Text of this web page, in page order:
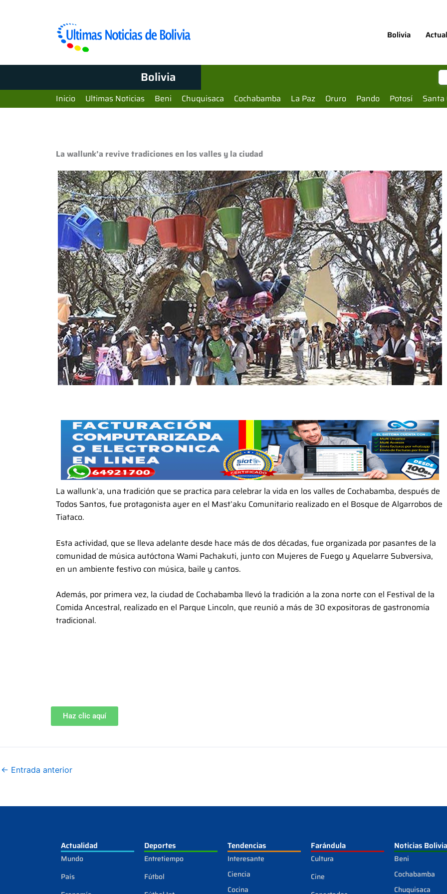
Bolivia
Bolivia
Inicio Ultimas Noticias Beni Chuquisaca Cochabamba La Paz Oruro Pando Potosí Santa
La wallunk’a revive tradiciones en los valles y la ciudad
La wallunk’a, una tradición que se practica para celebrar la vida en los valles de Cochabamba, después de
Todos Santos, fue protagonista ayer en el Mast’aku Comunitario realizado en el Bosque de Algarrobos de
Tiataco.
Esta actividad, que se lleva adelante desde hace más de dos décadas, fue organizada por pasantes de la
comunidad de música autóctona Wami Pachakuti, junto con Mujeres de Fuego y Aquelarre Subversiva,
en un ambiente festivo con música, baile y cantos.
Además, por primera vez, la ciudad de Cochabamba llevó la tradición a la zona norte con el Festival de la
Comida Ancestral, realizado en el Parque Lincoln, que reunió a más de 30 expositoras de gastronomía
tradicional.
Haz clic aquí
← Entrada anterior
Actualidad
Mundo
País
Deportes
Entretiempo
Fútbol
Tendencias
Interesante
Ciencia
Cocina
Farándula
Cultura
Cine
Noticias Bolivia
Beni
Cochabamba
Chuquisaca